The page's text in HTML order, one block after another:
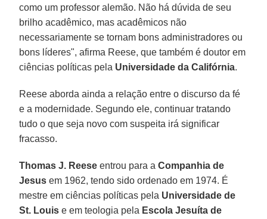
como um professor alemão. Não há dúvida de seu
brilho acadêmico, mas acadêmicos não
necessariamente se tornam bons administradores ou
bons líderes", afirma Reese, que também é doutor em
ciências políticas pela Universidade da Califórnia.
Reese aborda ainda a relação entre o discurso da fé
e a modernidade. Segundo ele, continuar tratando
tudo o que seja novo com suspeita irá significar
fracasso.
Thomas J. Reese entrou para aCompanhia de
Jesus em 1962, tendo sido ordenado em 1974. É
mestre em ciências políticas pela Universidade de
St. Louis e em teologia pela Escola Jesuíta de